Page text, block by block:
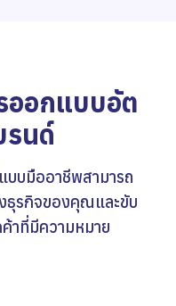
ออกแบบอัต
นด์
บมืออาชีพสามารถ
ธุรกิจของคุณและขับ
าที่มีความหมาย